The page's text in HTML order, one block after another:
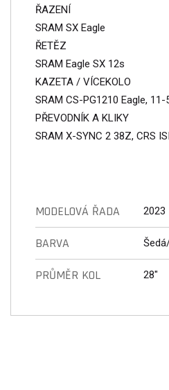
ŘAZENÍ
SRAM SX Eagle
ŘETĚZ
SRAM Eagle SX 12s
KAZETA / VÍCEKOLO
SRAM CS-PG1210 Eagle, 11-
PŘEVODNÍK A KLIKY
SRAM X-SYNC 2 38Z, CRS
MODELOVÁ ŘADA 2023
BARVA
PRŮMĚR KOL 28"